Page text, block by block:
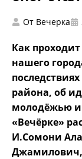
От Вечерка
Как
нашего
района, об
молодёжью
«Вечёрке»
И.Сомони
Джамилович,